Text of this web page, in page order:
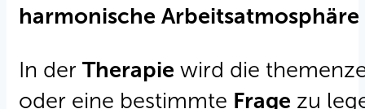
harmonische Arbeitsatmosphäre
In der Therapie wird die
oder eine bestimmte Frage zu